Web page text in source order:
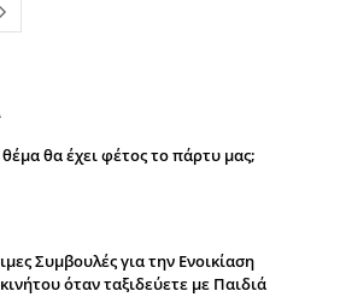
θα έχει φέτος το πάρτυ μας;
Συμβουλές για την Ενοικίαση
όταν ταξιδεύετε με Παιδιά